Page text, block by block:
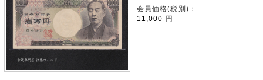
会員価格(税別)：
11,000 円